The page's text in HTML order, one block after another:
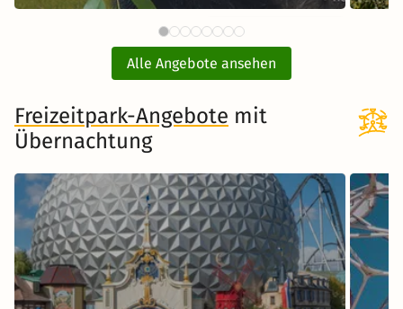
ab61 CHF
Tiergarten Schönbrunn Wien
mit Hotel
inkl. Übernachtung und Frühstück
Zum Angebot
Alle Angebote ansehen
Freizeitpark-Angebote mit
Übernachtung